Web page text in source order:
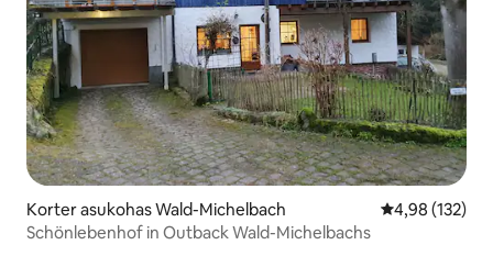
Korter asukohas Wald-Michelbach Keskmine
4,98 (132)
Schönlebenhof in Outback Wald-Michelbachs